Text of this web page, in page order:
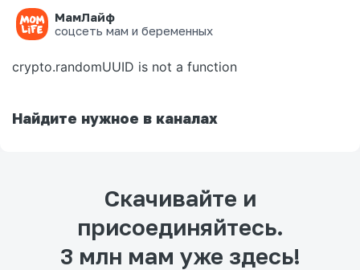
МамЛайф
соцсеть мам и беременных
Ошибка на странице
crypto.randomUUID is not a function
Найдите нужное в каналах
Скачивайте и
присоединяйтесь.
3 млн мам уже здесь!